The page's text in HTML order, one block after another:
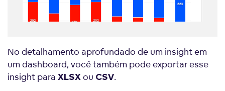
No detalhamento aprofundado de um insight em
um dashboard, você também pode exportar esse
insight para XLSX ou CSV.